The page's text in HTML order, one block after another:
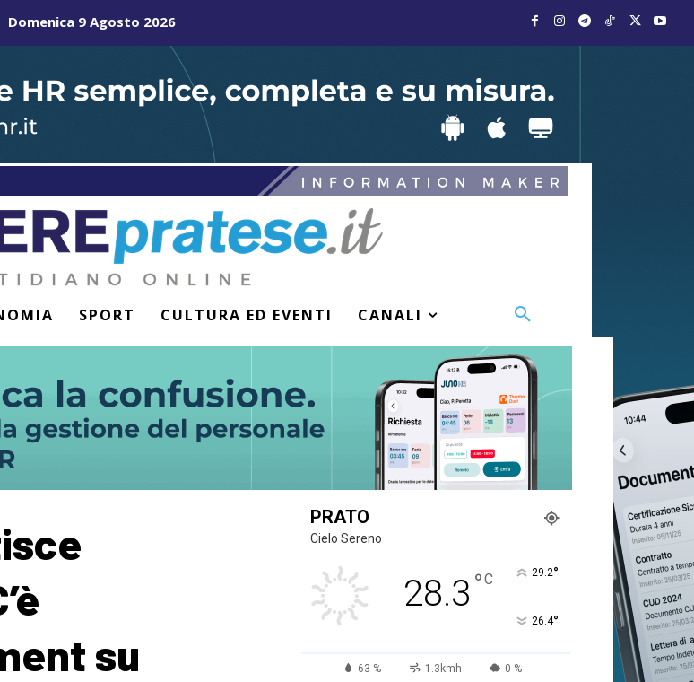
Domenica 9 Agosto 2026
SPORT CULTURA ED EVENTI CANALI
su
PRATO
Cielo Sereno
28.3 °C 29.2°
26.4°
63 % 1.3kmh 0 %